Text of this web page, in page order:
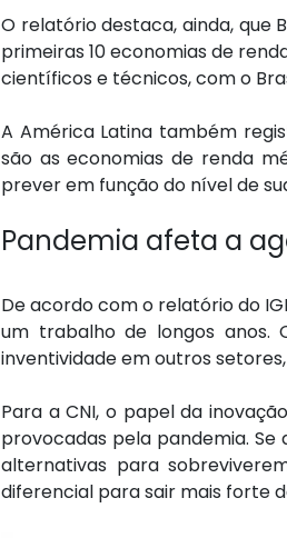
O relatório destaca, ainda, que
primeiras 10 economias de
científicos e técnicos, com o
A América Latina também
são as economias de renda
prever em função do nível de
Pandemia afeta a
De acordo com o relatório do
um trabalho de longos anos.
inventividade em outros
Para a CNI, o papel da
provocadas pela pandemia.
alternativas para
diferencial para sair mais forte